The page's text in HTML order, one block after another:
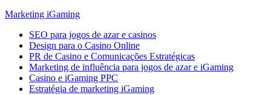
Marketing iGaming
SEO para jogos de azar e casinos
Design para o Casino Online
PR de Casino e Comunicações Estratégicas
Marketing de influência para jogos de azar e iGaming
Casino e iGaming PPC
Estratégia de marketing iGaming